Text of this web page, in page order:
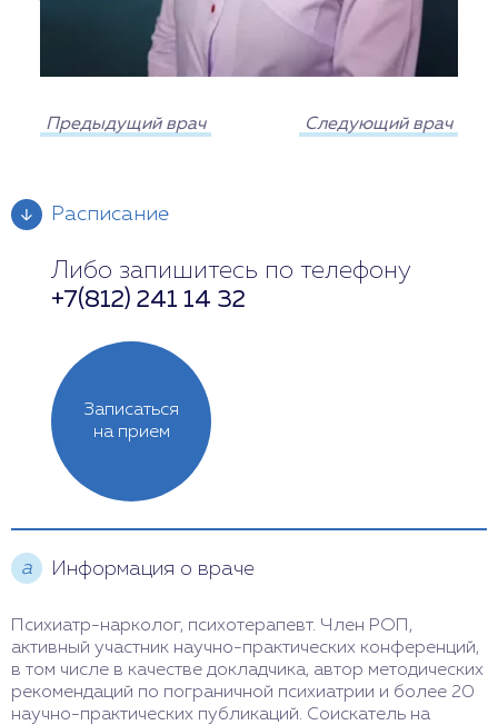
Следующий врач
Предыдущий врач
Расписание
Понедельник Выходной
Среда
Пятница
Воскресенье
Записаться
на прием
Либо запишитесь по телефону
+7(812) 241 14 32
а Информация о враче
Психиатр-нарколог, психотерапевт. Член РОП,
активный участник научно-практических конференций,
в том числе в качестве докладчика, автор методических
рекомендаций по пограничной психиатрии и более 20
научно-практических публикаций. Соискатель на